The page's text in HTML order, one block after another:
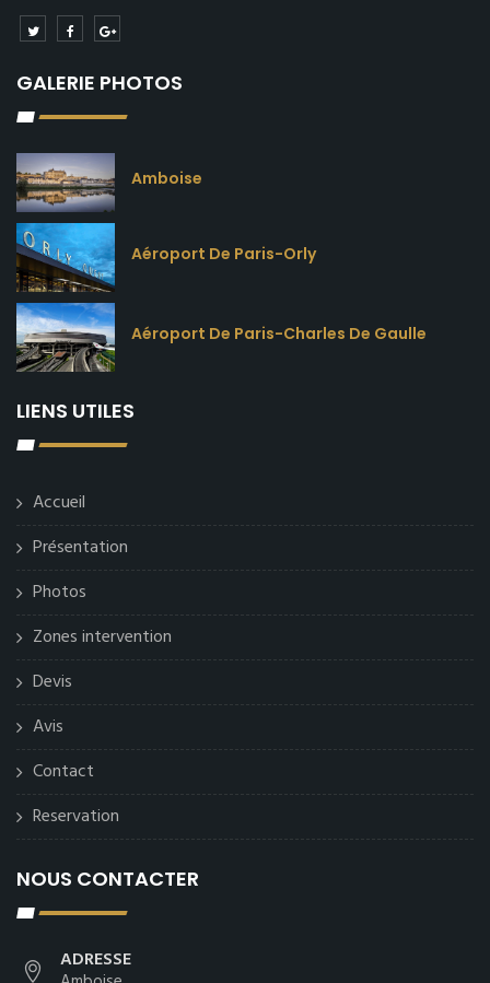
GALERIE PHOTOS
Amboise
Aéroport De Paris-Orly
Aéroport De Paris-Charles De Gaulle
LIENS UTILES
Accueil
Présentation
Photos
Zones intervention
Devis
Avis
Contact
Reservation
NOUS CONTACTER
ADRESSE